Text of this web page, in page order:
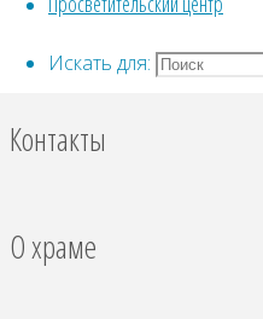
Искать для:
Расписание богослужений
Контакты
О храме